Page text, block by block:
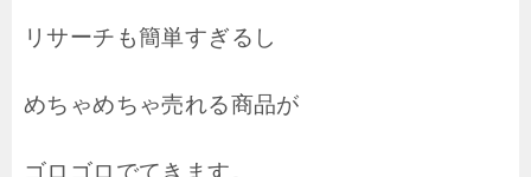
リサーチも簡単すぎるし
めちゃめちゃ売れる商品が
ゴロゴロでてきます。